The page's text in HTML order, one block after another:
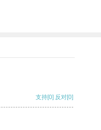
支持[0] 反对[0]